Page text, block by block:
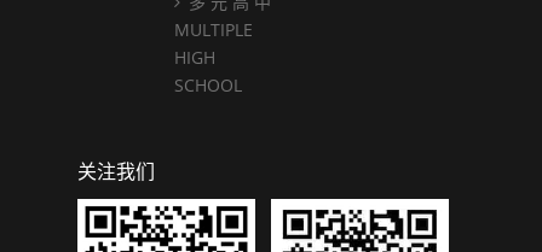
MULTIPLE
HIGH
SCHOOL
关注我们